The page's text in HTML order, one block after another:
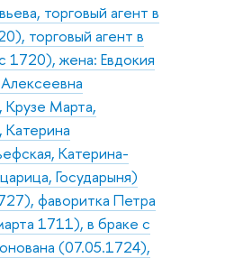
торговый агент в
торговый агент в
1720), жена: Евдокия
Крузе Марта,
Катерина
Катерина-
Государыня)
фаворитка Петра
1711), в браке с
(07.05.1724),